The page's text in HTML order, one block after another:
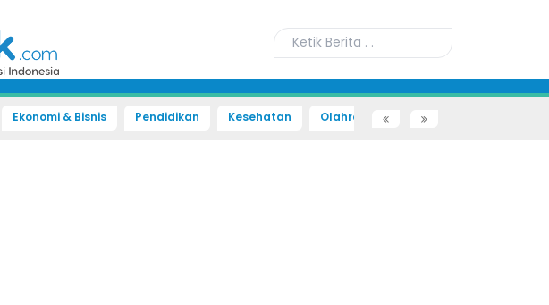
Ekonomi & Bisnis Pendidikan Kesehatan Olahraga Sains dan Teknologi